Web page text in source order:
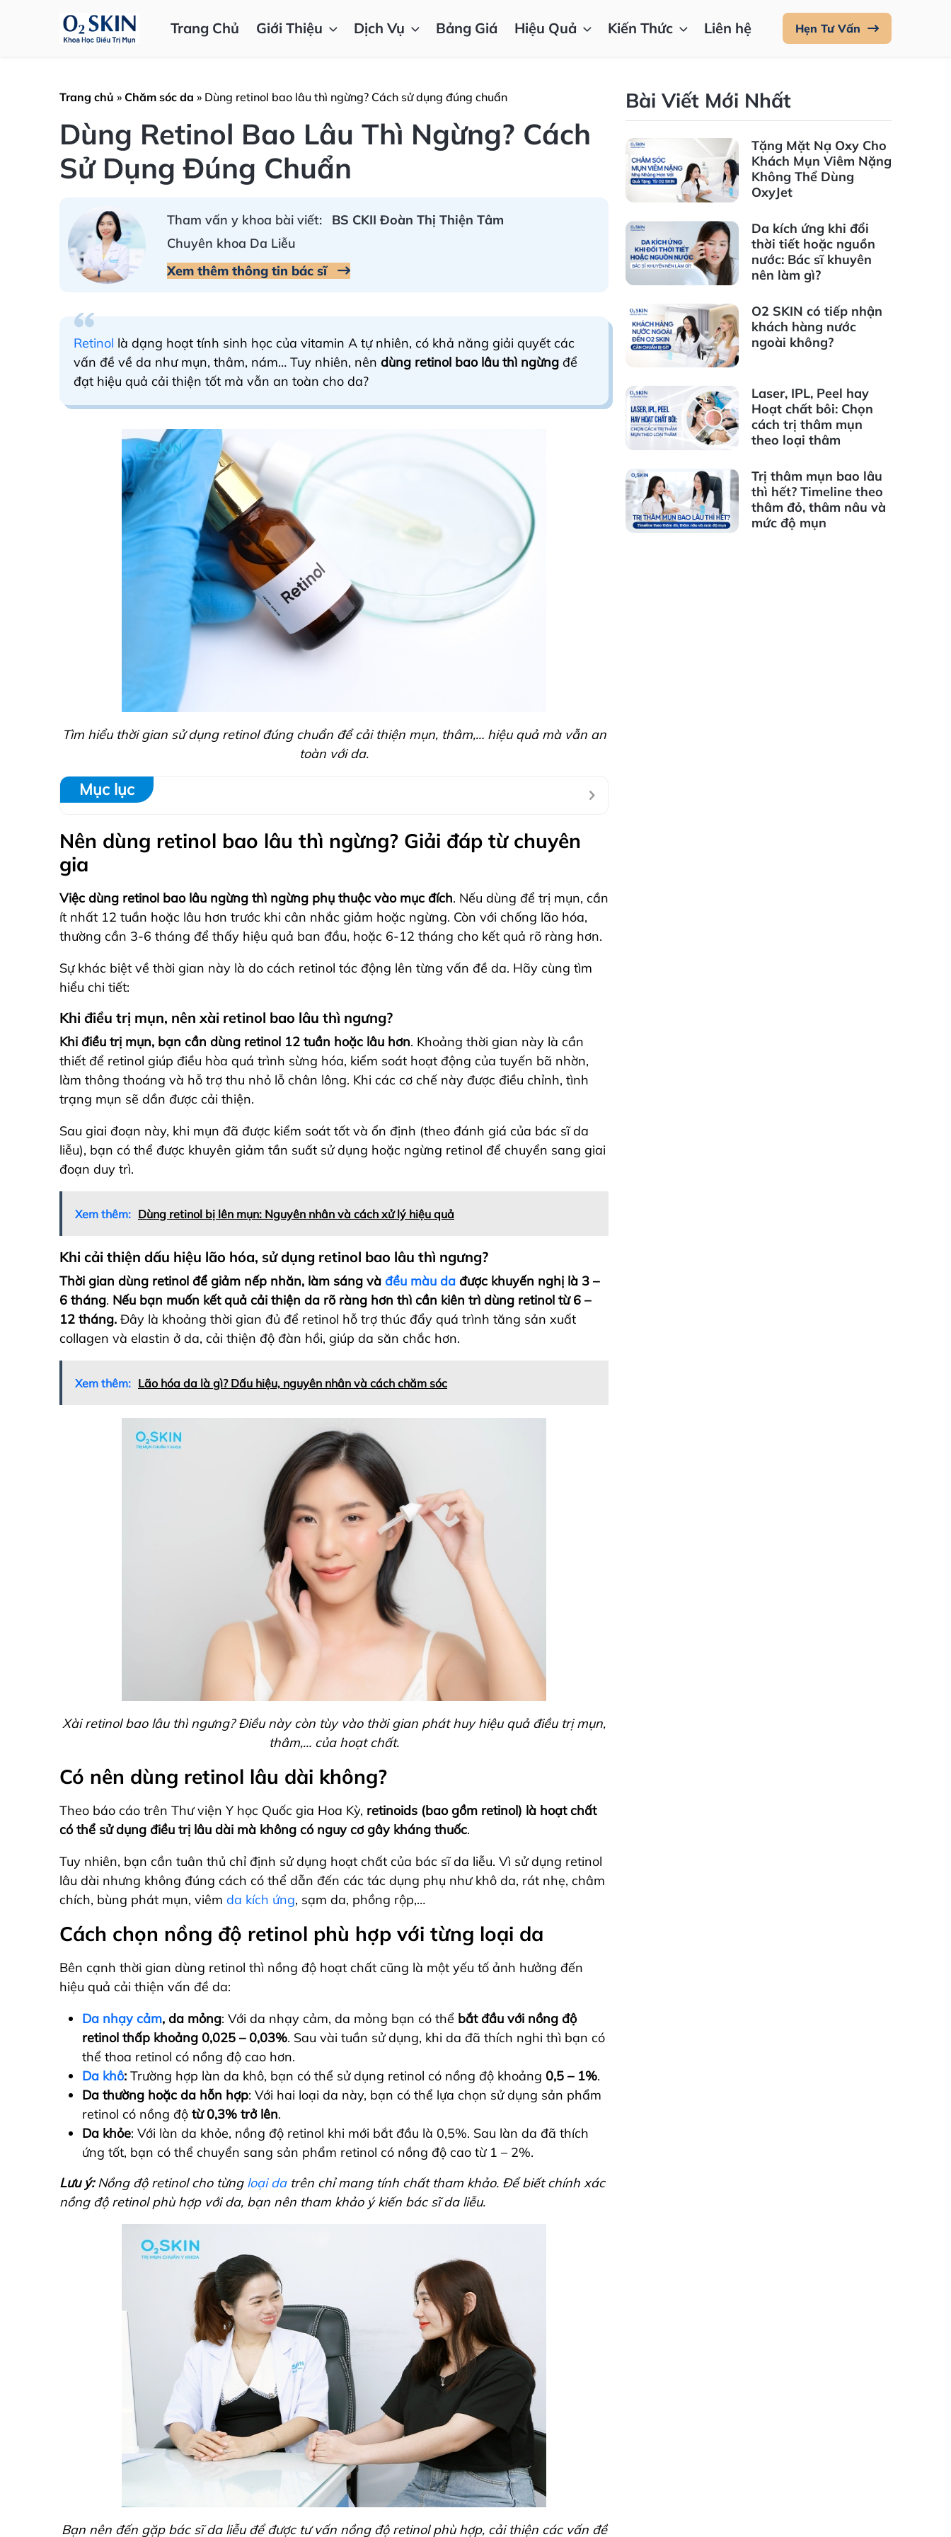
Trang Chủ Giới Thiệu Dịch Vụ Bảng Giá Hiệu Quả Kiến Thức Liên hệ Hẹn Tư Vấn
Trang chủ » Chăm sóc da » Dùng retinol bao lâu thì ngừng? Cách sử dụng đúng chuẩn
Dùng Retinol Bao Lâu Thì Ngừng? Cách
Sử Dụng Đúng Chuẩn
Tham vấn y khoa bài viết:
BS CKII Đoàn Thị Thiện Tâm
Chuyên khoa Da Liễu
Xem thêm thông tin bác sĩ
Retinol là dạng hoạt tính sinh học của vitamin A tự nhiên, có khả năng giải quyết các
vấn đề về da như mụn, thâm, nám… Tuy nhiên, nên dùng retinol bao lâu thì ngừng để
đạt hiệu quả cải thiện tốt mà vẫn an toàn cho da?
Tìm hiểu thời gian sử dụng retinol đúng chuẩn để cải thiện mụn, thâm,… hiệu quả mà vẫn an
toàn với da.
Mục lục
Nên dùng retinol bao lâu thì ngừng? Giải đáp từ chuyên
gia
Việc dùng retinol bao lâu ngừng thì ngừng phụ thuộc vào mục đích. Nếu dùng để trị mụn, cần
ít nhất 12 tuần hoặc lâu hơn trước khi cân nhắc giảm hoặc ngừng. Còn với chống lão hóa,
thường cần 3-6 tháng để thấy hiệu quả ban đầu, hoặc 6-12 tháng cho kết quả rõ ràng hơn.
Sự khác biệt về thời gian này là do cách retinol tác động lên từng vấn đề da. Hãy cùng tìm
hiểu chi tiết:
Khi điều trị mụn, nên xài retinol bao lâu thì ngưng?
Khi điều trị mụn, bạn cần dùng retinol 12 tuần hoặc lâu hơn. Khoảng thời gian này là cần
thiết để retinol giúp điều hòa quá trình sừng hóa, kiểm soát hoạt động của tuyến bã nhờn,
làm thông thoáng và hỗ trợ thu nhỏ lỗ chân lông. Khi các cơ chế này được điều chỉnh, tình
trạng mụn sẽ dần được cải thiện.
Sau giai đoạn này, khi mụn đã được kiểm soát tốt và ổn định (theo đánh giá của bác sĩ da
liễu), bạn có thể được khuyên giảm tần suất sử dụng hoặc ngừng retinol để chuyển sang giai
đoạn duy trì.
Xem thêm: Dùng retinol bị lên mụn: Nguyên nhân và cách xử lý hiệu quả
Khi cải thiện dấu hiệu lão hóa, sử dụng retinol bao lâu thì ngưng?
Thời gian dùng retinol để giảm nếp nhăn, làm sáng và đều màu da được khuyến nghị là 3 –
6 tháng. Nếu bạn muốn kết quả cải thiện da rõ ràng hơn thì cần kiên trì dùng retinol từ 6 –
12 tháng. Đây là khoảng thời gian đủ để retinol hỗ trợ thúc đẩy quá trình tăng sản xuất
collagen và elastin ở da, cải thiện độ đàn hồi, giúp da săn chắc hơn.
Xem thêm: Lão hóa da là gì? Dấu hiệu, nguyên nhân và cách chăm sóc
Xài retinol bao lâu thì ngưng? Điều này còn tùy vào thời gian phát huy hiệu quả điều trị mụn,
thâm,… của hoạt chất.
Có nên dùng retinol lâu dài không?
Theo báo cáo trên Thư viện Y học Quốc gia Hoa Kỳ, retinoids (bao gồm retinol) là hoạt chất
có thể sử dụng điều trị lâu dài mà không có nguy cơ gây kháng thuốc.
Tuy nhiên, bạn cần tuân thủ chỉ định sử dụng hoạt chất của bác sĩ da liễu. Vì sử dụng retinol
lâu dài nhưng không đúng cách có thể dẫn đến các tác dụng phụ như khô da, rát nhẹ, châm
chích, bùng phát mụn, viêm da kích ứng, sạm da, phồng rộp,…
Cách chọn nồng độ retinol phù hợp với từng loại da
Bên cạnh thời gian dùng retinol thì nồng độ hoạt chất cũng là một yếu tố ảnh hưởng đến
hiệu quả cải thiện vấn đề da:
Da nhạy cảm, da mỏng: Với da nhạy cảm, da mỏng bạn có thể bắt đầu với nồng độ
retinol thấp khoảng 0,025 – 0,03%. Sau vài tuần sử dụng, khi da đã thích nghi thì bạn có
thể thoa retinol có nồng độ cao hơn.
Da khô: Trường hợp làn da khô, bạn có thể sử dụng retinol có nồng độ khoảng 0,5 – 1%.
Da thường hoặc da hỗn hợp: Với hai loại da này, bạn có thể lựa chọn sử dụng sản phẩm
retinol có nồng độ từ 0,3% trở lên.
Da khỏe: Với làn da khỏe, nồng độ retinol khi mới bắt đầu là 0,5%. Sau làn da đã thích
ứng tốt, bạn có thể chuyển sang sản phẩm retinol có nồng độ cao từ 1 – 2%.
Lưu ý:Nồng độ retinol cho từng loại datrên chỉ mang tính chất tham khảo. Để biết chính xác
nồng độ retinol phù hợp với da, bạn nên tham khảo ý kiến bác sĩ da liễu.
Bạn nên đến gặp bác sĩ da liễu để được tư vấn nồng độ retinol phù hợp, cải thiện các vấn đề
Bài Viết Mới Nhất
Tặng Mặt Nạ Oxy Cho
Khách Mụn Viêm Nặng
Không Thể Dùng
OxyJet
Da kích ứng khi đổi
thời tiết hoặc nguồn
nước: Bác sĩ khuyên
nên làm gì?
O2 SKIN có tiếp nhận
khách hàng nước
ngoài không?
Laser, IPL, Peel hay
Hoạt chất bôi: Chọn
cách trị thâm mụn
theo loại thâm
Trị thâm mụn bao lâu
thì hết? Timeline theo
thâm đỏ, thâm nâu và
mức độ mụn